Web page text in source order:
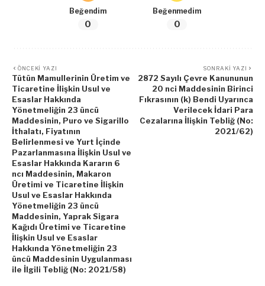
Beğendim
0
Beğenmedim
0
ÖNCEKI YAZI
Tütün Mamullerinin Üretim ve
Ticaretine İlişkin Usul ve
Esaslar Hakkında
Yönetmeliğin 23 üncü
Maddesinin, Puro ve Sigarillo
İthalatı, Fiyatının
Belirlenmesi ve Yurt İçinde
Pazarlanmasına İlişkin Usul ve
Esaslar Hakkında Kararın 6
ncı Maddesinin, Makaron
Üretimi ve Ticaretine İlişkin
Usul ve Esaslar Hakkında
Yönetmeliğin 23 üncü
Maddesinin, Yaprak Sigara
Kağıdı Üretimi ve Ticaretine
İlişkin Usul ve Esaslar
Hakkında Yönetmeliğin 23
üncü Maddesinin Uygulanması
ile İlgili Tebliğ (No: 2021/58)
SONRAKI YAZI
2872 Sayılı Çevre Kanununun
20 nci Maddesinin Birinci
Fıkrasının (k) Bendi Uyarınca
Verilecek İdari Para
Cezalarına İlişkin Tebliğ (No:
2021/62)